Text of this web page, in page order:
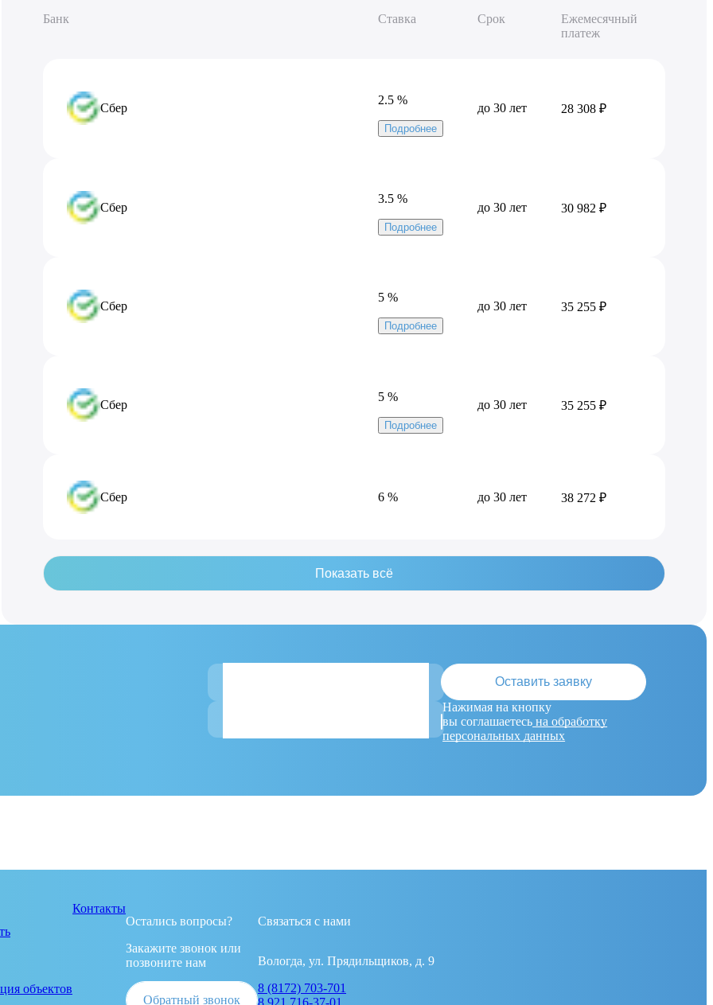
Банк Ставка Срок
Ежемесячный
платеж
Сбер
2.5 %
Подробнее
до 30 лет 28 308 ₽
Сбер
3.5 %
Подробнее
до 30 лет 30 982 ₽
Сбер
5 %
Подробнее
до 30 лет 35 255 ₽
Сбер
5 %
Подробнее
до 30 лет 35 255 ₽
Сбер 6 % до 30 лет 38 272 ₽
Показать всё
Оставить заявку
Нажимая на кнопку
вы соглашаетесь на обработку
персональных данных
объектов
Контакты
Остались вопросы?
Закажите звонок или
позвоните нам
Обратный звонок
Связаться с нами
Вологда, ул. Прядильщиков, д. 9
8 (8172) 703-701